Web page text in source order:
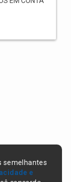
semelhantes
e